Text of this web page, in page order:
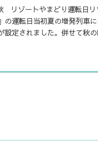
リゾートやまどり運転日リ
の運転日当初夏の増発列車
設定されました。併せて秋